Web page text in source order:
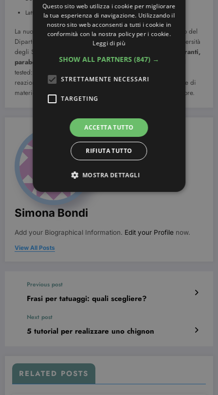
Latte Doposole Leocrema
La nuova linea Leocrema Solare è stata testata sotto il controllo del
Dipartimento di Medicina Interna e Terapia medica dell’Università
degli Studi di Pavia. Le formulazioni
non contengono coloranti,
parabeni, oli minerali e alcol. Inoltre i prodotti sono Nickel
tested: il contenuto di nickel è inferiore 10 volte alla soglia di
reazione allergica sui soggetti sensibili. Le formule sono prive di
materie prime comedogeniche e resistenti all’acqua e al sudore.
Simona Bondi
Add your Biographical Information. Edit your Profile now.
View All Posts
Previous post
Frasi per tatuaggi: quali scegliere?
Next post
5 tutorial per realizzare uno chignon
RELATED POSTS
Questo sito web utilizza i cookie per migliorare
la tua esperienza di navigazione. Utilizzando il
nostro sito web acconsenti a tutti i cookie in
conformità con la nostra policy per i cookie.
Leggi di più
SHOW ALL PARTNERS (847) →
STRETTAMENTE NECESSARI
TARGETING
ACCETTA TUTTO
RIFIUTA TUTTO
MOSTRA DETTAGLI
Strettamente necessari
I cookie strettamente necessari consentono le
funzionalità principali del sito web come
l'accesso dell'utente e la gestione dell'account. Il
sito web non può essere utilizzato correttamente
CookieScriptConsent
beauty.dimmicosacerchi.it
3 mesi